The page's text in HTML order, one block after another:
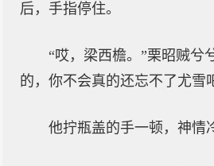
后，手指停住。
“哎，梁西檐。”栗昭贼兮
的，你不会真的还忘不了尤雪
他拧瓶盖的手一顿，神情